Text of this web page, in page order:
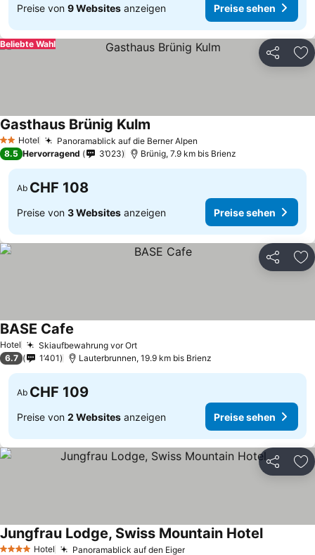
Preise von 9 Websites anzeigen Preise sehen
Teilen
Beliebte Wahl
2 Sterne
Hotel Panoramablick auf die Berner Alpen
Gasthaus Brünig Kulm
8.5 Hervorragend 3’023 Brünig, 7.9 km bis Brienz
Ab CHF 108
Preise von 3 Websites anzeigen Preise sehen
Teilen
Hotel Skiaufbewahrung vor Ort
BASE Cafe
6.7 1’401 Lauterbrunnen, 19.9 km bis Brienz
Ab CHF 109
Preise von 2 Websites anzeigen Preise sehen
Teilen
Hotel Panoramablick auf den Eiger
Jungfrau Lodge, Swiss Mountain Hotel